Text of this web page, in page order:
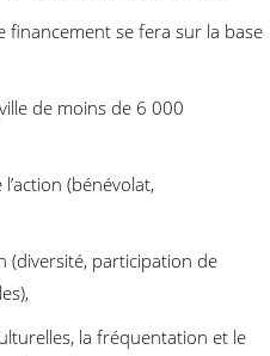
financement se fera sur la base
de moins de 6 000
(bénévolat,
(diversité, participation de
la fréquentation et le